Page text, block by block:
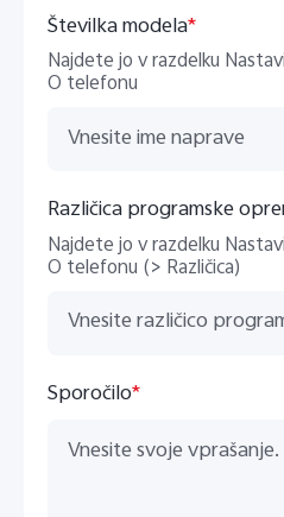
Številka modela*
Najdete jo v razdelku
O telefonu
Različica programske
Najdete jo v razdelku
O telefonu (> Različica)
Sporočilo*